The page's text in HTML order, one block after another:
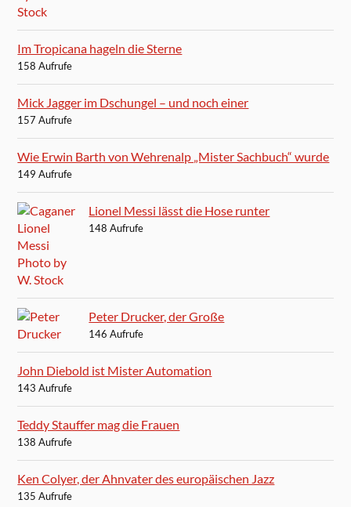
Im Tropicana hageln die Sterne
158 Aufrufe
Mick Jagger im Dschungel – und noch einer
157 Aufrufe
Wie Erwin Barth von Wehrenalp „Mister Sachbuch“ wurde
149 Aufrufe
Lionel Messi lässt die Hose runter
148 Aufrufe
Peter Drucker, der Große
146 Aufrufe
John Diebold ist Mister Automation
143 Aufrufe
Teddy Stauffer mag die Frauen
138 Aufrufe
Ken Colyer, der Ahnvater des europäischen Jazz
135 Aufrufe